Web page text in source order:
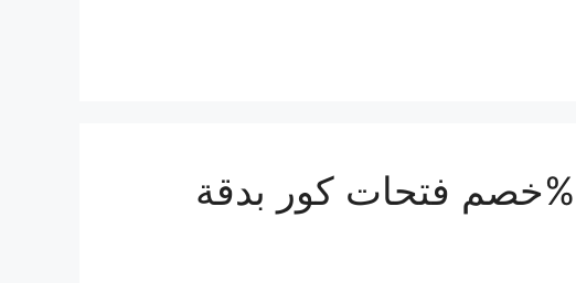
مقاول فتحات كور بـ30%خصم فتحات كور بدقة